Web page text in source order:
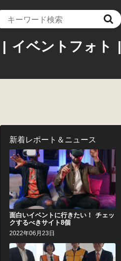
| イベントフォト |
新着レポート＆ニュース
面白いイベントに行きたい！ チェッ
クするべきサイト8個
2022年06月23日